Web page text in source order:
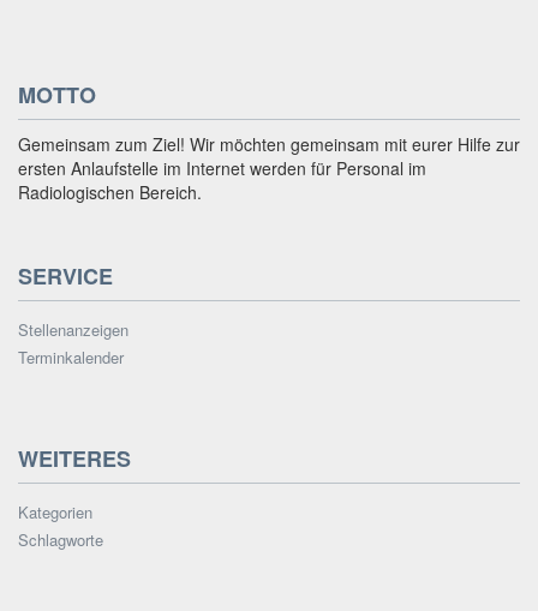
MOTTO
Gemeinsam zum Ziel! Wir möchten gemeinsam mit eurer Hilfe zur
ersten Anlaufstelle im Internet werden für Personal im
Radiologischen Bereich.
SERVICE
Stellenanzeigen
Terminkalender
WEITERES
Kategorien
Schlagworte